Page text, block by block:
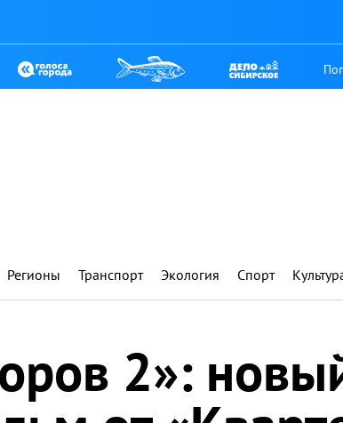
Регионы Транспорт Экология Спорт
2»: